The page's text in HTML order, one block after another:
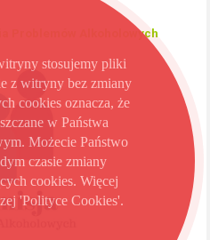
Problemów Alkoholowych
stosujemy pliki
z witryny bez zmiany
cookies oznacza, że
w Państwa
Możecie Państwo
czasie zmiany
cookies. Więcej
'Polityce Cookies'.